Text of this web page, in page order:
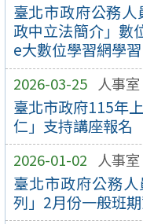
臺北市政府公務
政中立法簡介」數
e大數位學習網學習
2026-03-25 人事室
臺北市政府115年
仁」支持講座報名
2026-01-02 人事室
臺北市政府公務
列」2月份一般班